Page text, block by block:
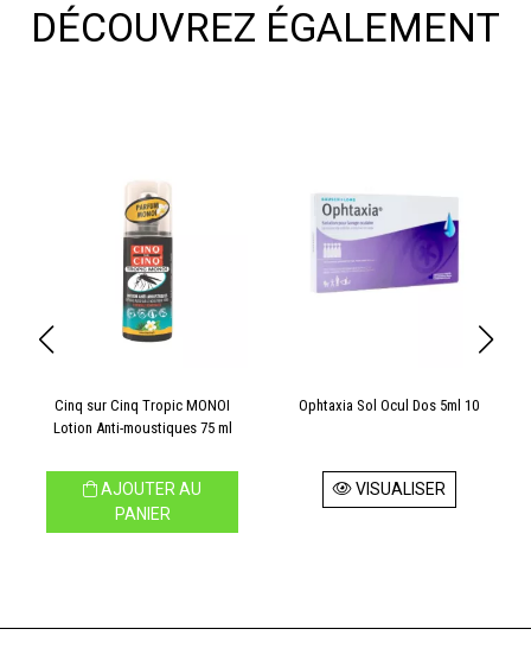
DÉCOUVREZ ÉGALEMENT
Cinq sur Cinq Tropic MONOI
Lotion Anti-moustiques 75 ml
AJOUTER AU
PANIER
Ophtaxia Sol Ocul Dos 5ml 10
VISUALISER